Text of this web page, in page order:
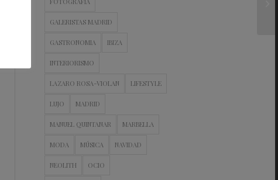
GALERISTAS MADRID
GASTRONOMIA IBIZA
INTERIORISMO
LAZARO ROSA-VIOLAN LIFESTYLE
LUJO MADRID
MANUEL QUINTANAR MARBELLA
MODA MÚSICA NAVIDAD
NEOLITH OCIO